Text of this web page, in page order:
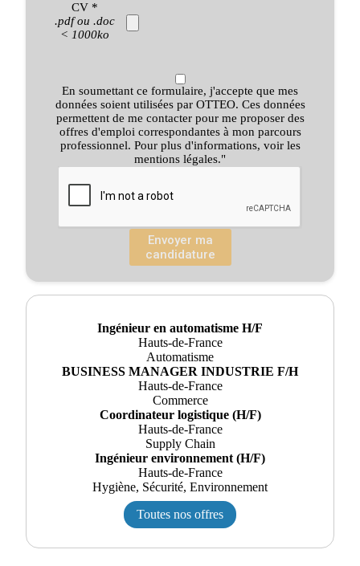
CV *
.pdf ou .doc
< 1000ko
En soumettant ce formulaire, j'accepte que mes
données soient utilisées par OTTEO. Ces données
permettent de me contacter pour me proposer des
offres d'emploi correspondantes à mon parcours
professionnel. Pour plus d'informations, voir les
mentions légales."
Envoyer ma
candidature
Ingénieur en automatisme H/F
Hauts-de-France
Automatisme
BUSINESS MANAGER INDUSTRIE F/H
Hauts-de-France
Commerce
Coordinateur logistique (H/F)
Hauts-de-France
Supply Chain
Ingénieur environnement (H/F)
Hauts-de-France
Hygiène, Sécurité, Environnement
Toutes nos offres